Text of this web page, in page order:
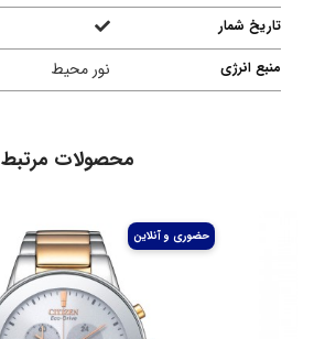
تاریخ شمار
منبع انرژی
نور محیط
محصولات مرتبط